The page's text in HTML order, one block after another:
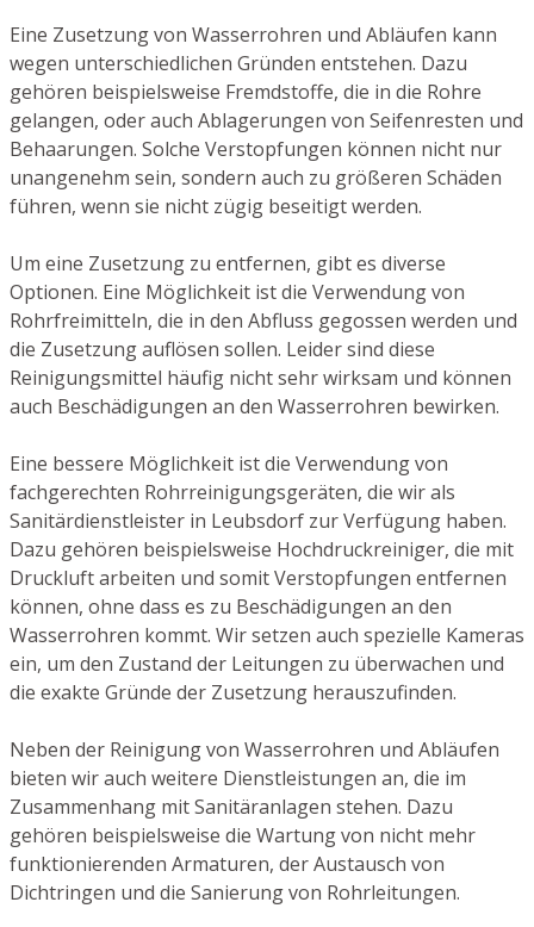
Eine Zusetzung von Wasserrohren und Abläufen kann
wegen unterschiedlichen Gründen entstehen. Dazu
gehören beispielsweise Fremdstoffe, die in die Rohre
gelangen, oder auch Ablagerungen von Seifenresten und
Behaarungen. Solche Verstopfungen können nicht nur
unangenehm sein, sondern auch zu größeren Schäden
führen, wenn sie nicht zügig beseitigt werden.
Um eine Zusetzung zu entfernen, gibt es diverse
Optionen. Eine Möglichkeit ist die Verwendung von
Rohrfreimitteln, die in den Abfluss gegossen werden und
die Zusetzung auflösen sollen. Leider sind diese
Reinigungsmittel häufig nicht sehr wirksam und können
auch Beschädigungen an den Wasserrohren bewirken.
Eine bessere Möglichkeit ist die Verwendung von
fachgerechten Rohrreinigungsgeräten, die wir als
Sanitärdienstleister in Leubsdorf zur Verfügung haben.
Dazu gehören beispielsweise Hochdruckreiniger, die mit
Druckluft arbeiten und somit Verstopfungen entfernen
können, ohne dass es zu Beschädigungen an den
Wasserrohren kommt. Wir setzen auch spezielle Kameras
ein, um den Zustand der Leitungen zu überwachen und
die exakte Gründe der Zusetzung herauszufinden.
Neben der Reinigung von Wasserrohren und Abläufen
bieten wir auch weitere Dienstleistungen an, die im
Zusammenhang mit Sanitäranlagen stehen. Dazu
gehören beispielsweise die Wartung von nicht mehr
funktionierenden Armaturen, der Austausch von
Dichtringen und die Sanierung von Rohrleitungen.